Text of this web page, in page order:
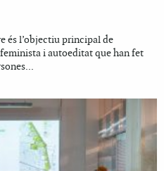
és l’objectiu principal de
i autoeditat que han fet